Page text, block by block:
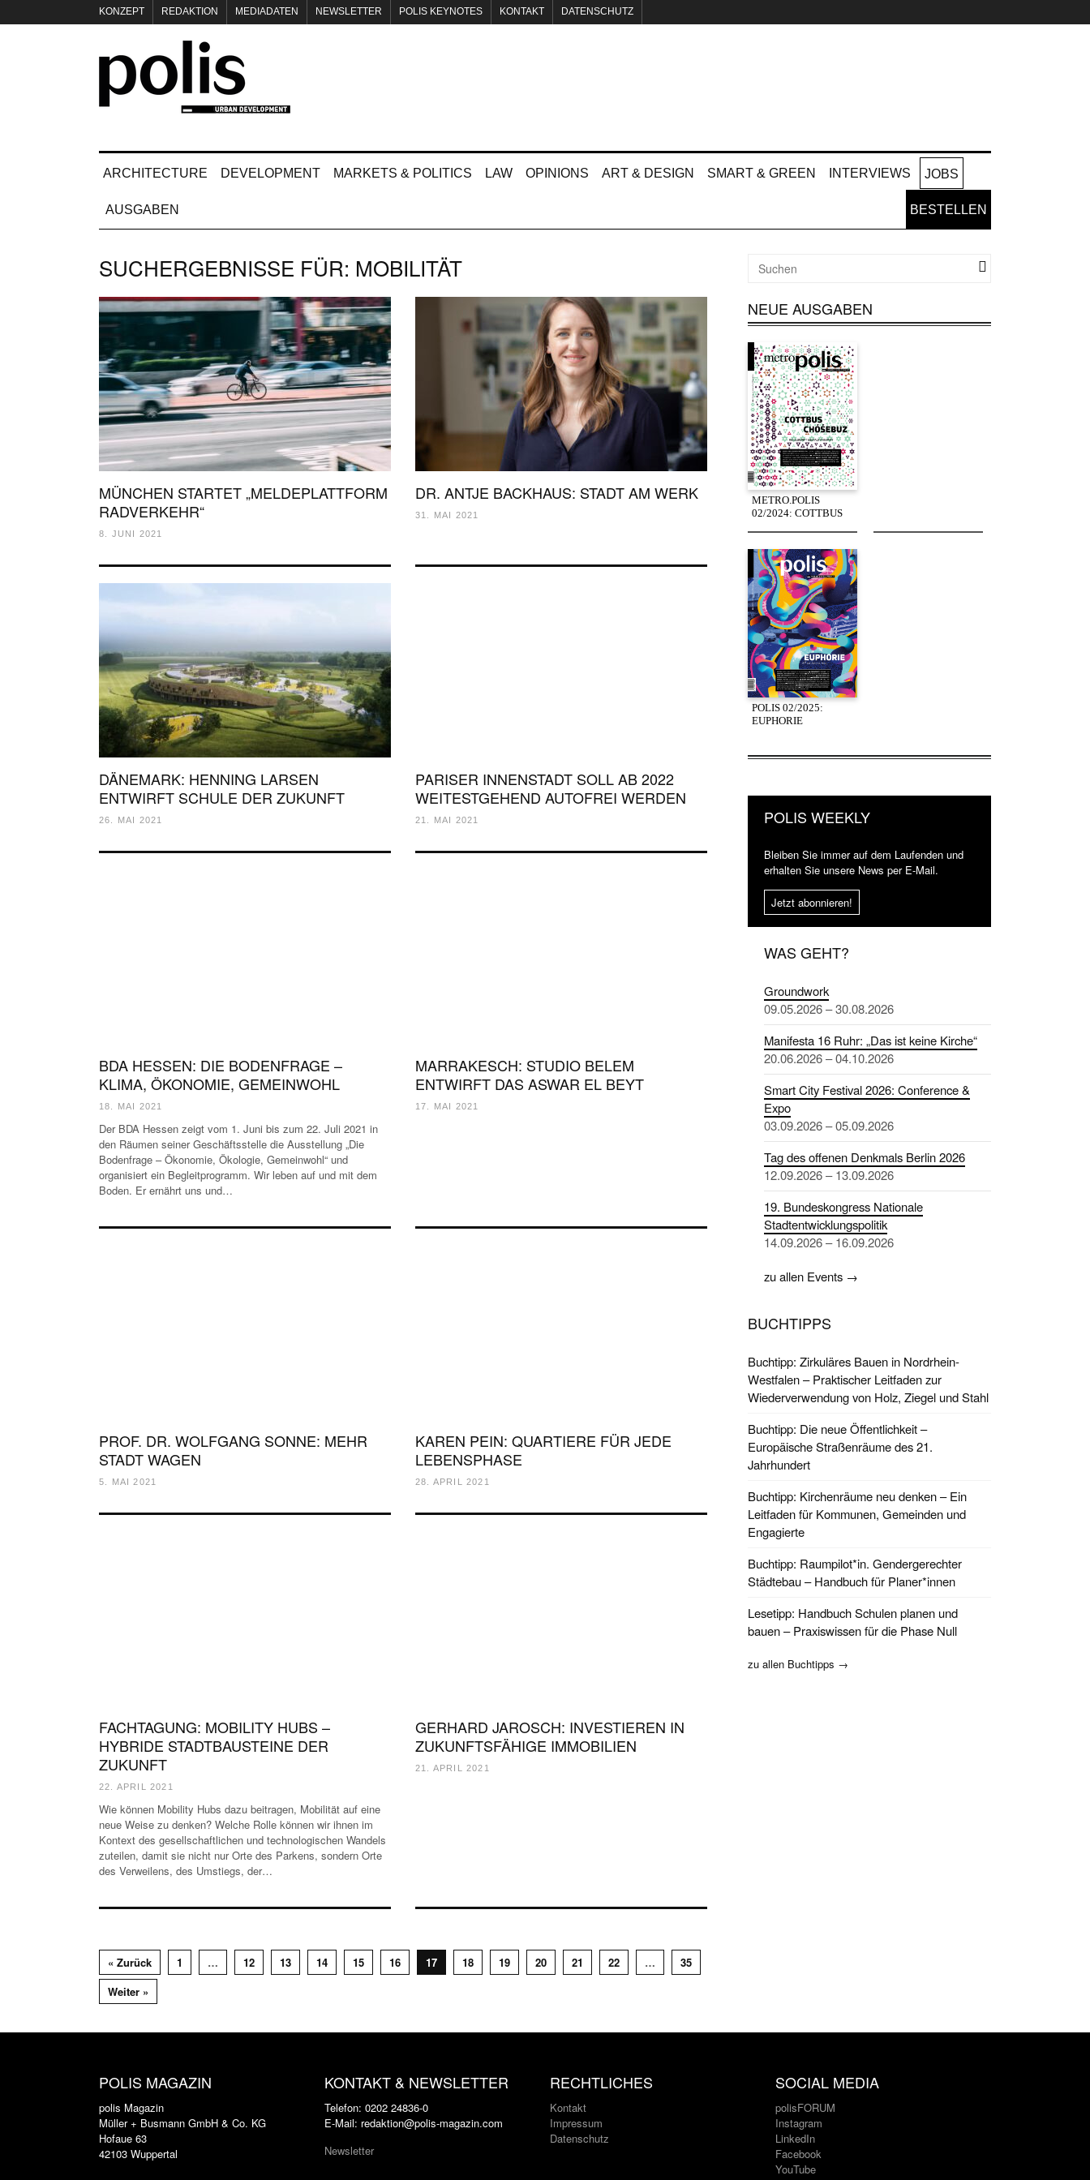
KONZEPT REDAKTION MEDIADATEN NEWSLETTER POLIS KEYNOTES KONTAKT DATENSCHUTZ
ARCHITECTURE DEVELOPMENT MARKETS & POLITICS LAW OPINIONS ART & DESIGN SMART & GREEN INTERVIEWS JOBS
AUSGABEN BESTELLEN
SUCHERGEBNISSE FÜR: MOBILITÄT
MÜNCHEN STARTET „MELDEPLATTFORM
RADVERKEHR“
8. JUNI 2021
DR. ANTJE BACKHAUS: STADT AM WERK
31. MAI 2021
DÄNEMARK: HENNING LARSEN
ENTWIRFT SCHULE DER ZUKUNFT
26. MAI 2021
PARISER INNENSTADT SOLL AB 2022
WEITESTGEHEND AUTOFREI WERDEN
21. MAI 2021
BDA HESSEN: DIE BODENFRAGE –
KLIMA, ÖKONOMIE, GEMEINWOHL
18. MAI 2021
Der BDA Hessen zeigt vom 1. Juni bis zum 22. Juli 2021 in
den Räumen seiner Geschäftsstelle die Ausstellung „Die
Bodenfrage – Ökonomie, Ökologie, Gemeinwohl“ und
organisiert ein Begleitprogramm. Wir leben auf und mit dem
Boden. Er ernährt uns und…
MARRAKESCH: STUDIO BELEM
ENTWIRFT DAS ASWAR EL BEYT
17. MAI 2021
PROF. DR. WOLFGANG SONNE: MEHR
STADT WAGEN
5. MAI 2021
KAREN PEIN: QUARTIERE FÜR JEDE
LEBENSPHASE
28. APRIL 2021
FACHTAGUNG: MOBILITY HUBS –
HYBRIDE STADTBAUSTEINE DER
ZUKUNFT
22. APRIL 2021
Wie können Mobility Hubs dazu beitragen, Mobilität auf eine
neue Weise zu denken? Welche Rolle können wir ihnen im
Kontext des gesellschaftlichen und technologischen Wandels
zuteilen, damit sie nicht nur Orte des Parkens, sondern Orte
des Verweilens, des Umstiegs, der…
GERHARD JAROSCH: INVESTIEREN IN
ZUKUNFTSFÄHIGE IMMOBILIEN
21. APRIL 2021
« Zurück 1 … 12 13 14 15 16 17 18 19 20 21 22 …
35
Weiter »
NEUE AUSGABEN
METRO.POLIS
02/2024: COTTBUS
POLIS 02/2025:
EUPHORIE
POLIS WEEKLY
Bleiben Sie immer auf dem Laufenden und
erhalten Sie unsere News per E-Mail.
Jetzt abonnieren!
WAS GEHT?
Groundwork
09.05.2026 – 30.08.2026
Manifesta 16 Ruhr: „Das ist keine Kirche“
20.06.2026 – 04.10.2026
Smart City Festival 2026: Conference &
Expo
03.09.2026 – 05.09.2026
Tag des offenen Denkmals Berlin 2026
12.09.2026 – 13.09.2026
19. Bundeskongress Nationale
Stadtentwicklungspolitik
14.09.2026 – 16.09.2026
zu allen Events →
BUCHTIPPS
Buchtipp: Zirkuläres Bauen in Nordrhein-
Westfalen – Praktischer Leitfaden zur
Wiederverwendung von Holz, Ziegel und Stahl
Buchtipp: Die neue Öffentlichkeit –
Europäische Straßenräume des 21.
Jahrhundert
Buchtipp: Kirchenräume neu denken – Ein
Leitfaden für Kommunen, Gemeinden und
Engagierte
Buchtipp: Raumpilot*in. Gendergerechter
Städtebau – Handbuch für Planer*innen
Lesetipp: Handbuch Schulen planen und
bauen – Praxiswissen für die Phase Null
zu allen Buchtipps →
POLIS MAGAZIN
polis Magazin
Müller + Busmann GmbH & Co. KG
Hofaue 63
42103 Wuppertal
KONTAKT & NEWSLETTER
Telefon: 0202 24836-0
E-Mail: redaktion@polis-magazin.com
Newsletter
RECHTLICHES
Kontakt
Impressum
Datenschutz
SOCIAL MEDIA
polisFORUM
Instagram
LinkedIn
Facebook
YouTube